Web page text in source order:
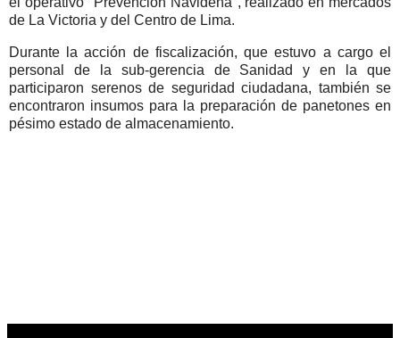
de La Victoria y del Centro de Lima.
Durante la acción de fiscalización, que estuvo a cargo el
personal de la sub-gerencia de Sanidad y en la que
participaron serenos de seguridad ciudadana, también se
encontraron insumos para la preparación de panetones en
pésimo estado de almacenamiento.